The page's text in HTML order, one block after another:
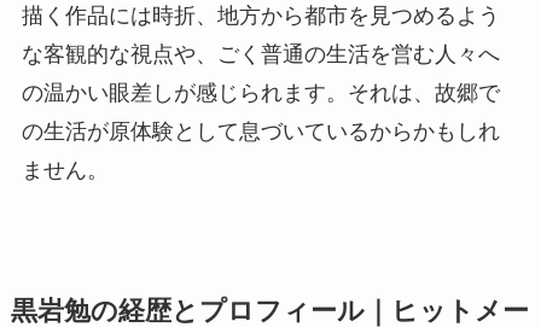
描く作品には時折、地方から都市を見つめるよう
な客観的な視点や、ごく普通の生活を営む人々へ
の温かい眼差しが感じられます。それは、故郷で
の生活が原体験として息づいているからかもしれ
ません。
黒岩勉の経歴とプロフィール｜ヒットメー